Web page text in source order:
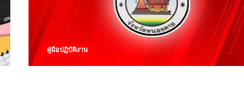
คู่มือปฏิบัติงาน